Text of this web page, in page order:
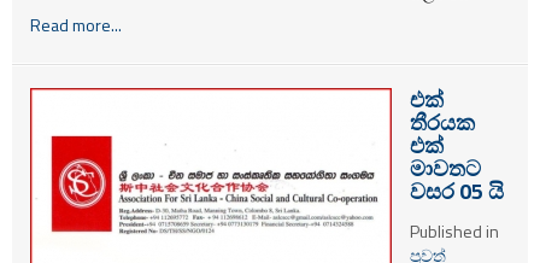
පදක්කමක්
දිනූ හලාවත
පාරමී වසන්ති
මාරිස්ටෙලා ,
මෙයට පෙර
තමා වෙත
පොරොන්දු වූ
බොහෝ දෑ
Read more...
එක්
තීරයක
එක්
මාවතට
වසර 05 යි
Published in
පුවත්